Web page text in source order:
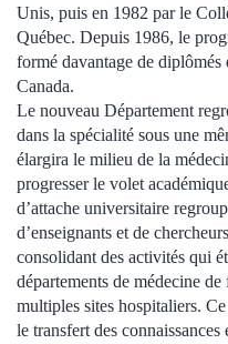
Unis, puis en 1982 par le
Québec. Depuis 1986, le
formé davantage de
Canada.
Le nouveau Département
dans la spécialité sous une
élargira le milieu de la
progresser le volet
d’attache universitaire
d’enseignants et de
consolidant des activités qui
départements de médecine
multiples sites hospitaliers.
le transfert des